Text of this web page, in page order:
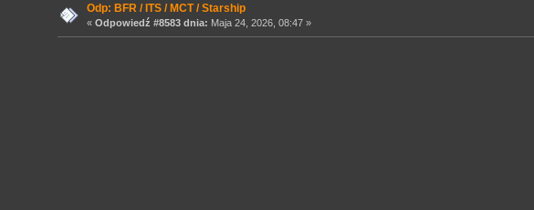
Odp: BFR / ITS / MCT / Starship
« Odpowiedź #8583 dnia: Maja 24, 2026, 08:47 »